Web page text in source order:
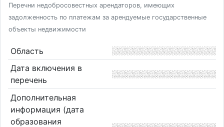
Перечни недобросовестных арендаторов, имеющих
задолженность по платежам за арендуемые государственные
объекты недвижимости
Область
Дата включения в
перечень
Дополнительная
информация (дата
образования